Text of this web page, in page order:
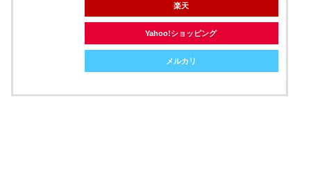
楽天
Yahoo!ショッピング
メルカリ